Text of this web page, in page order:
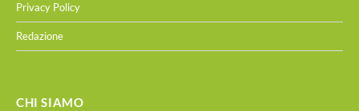
Privacy Policy
Redazione
CHI SIAMO